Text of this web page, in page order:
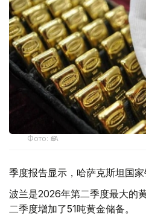
Фото: ӨзА
季度报告显示，哈萨克斯坦国家
波兰是2026年第二季度最大的
二季度增加了51吨黄金储备。